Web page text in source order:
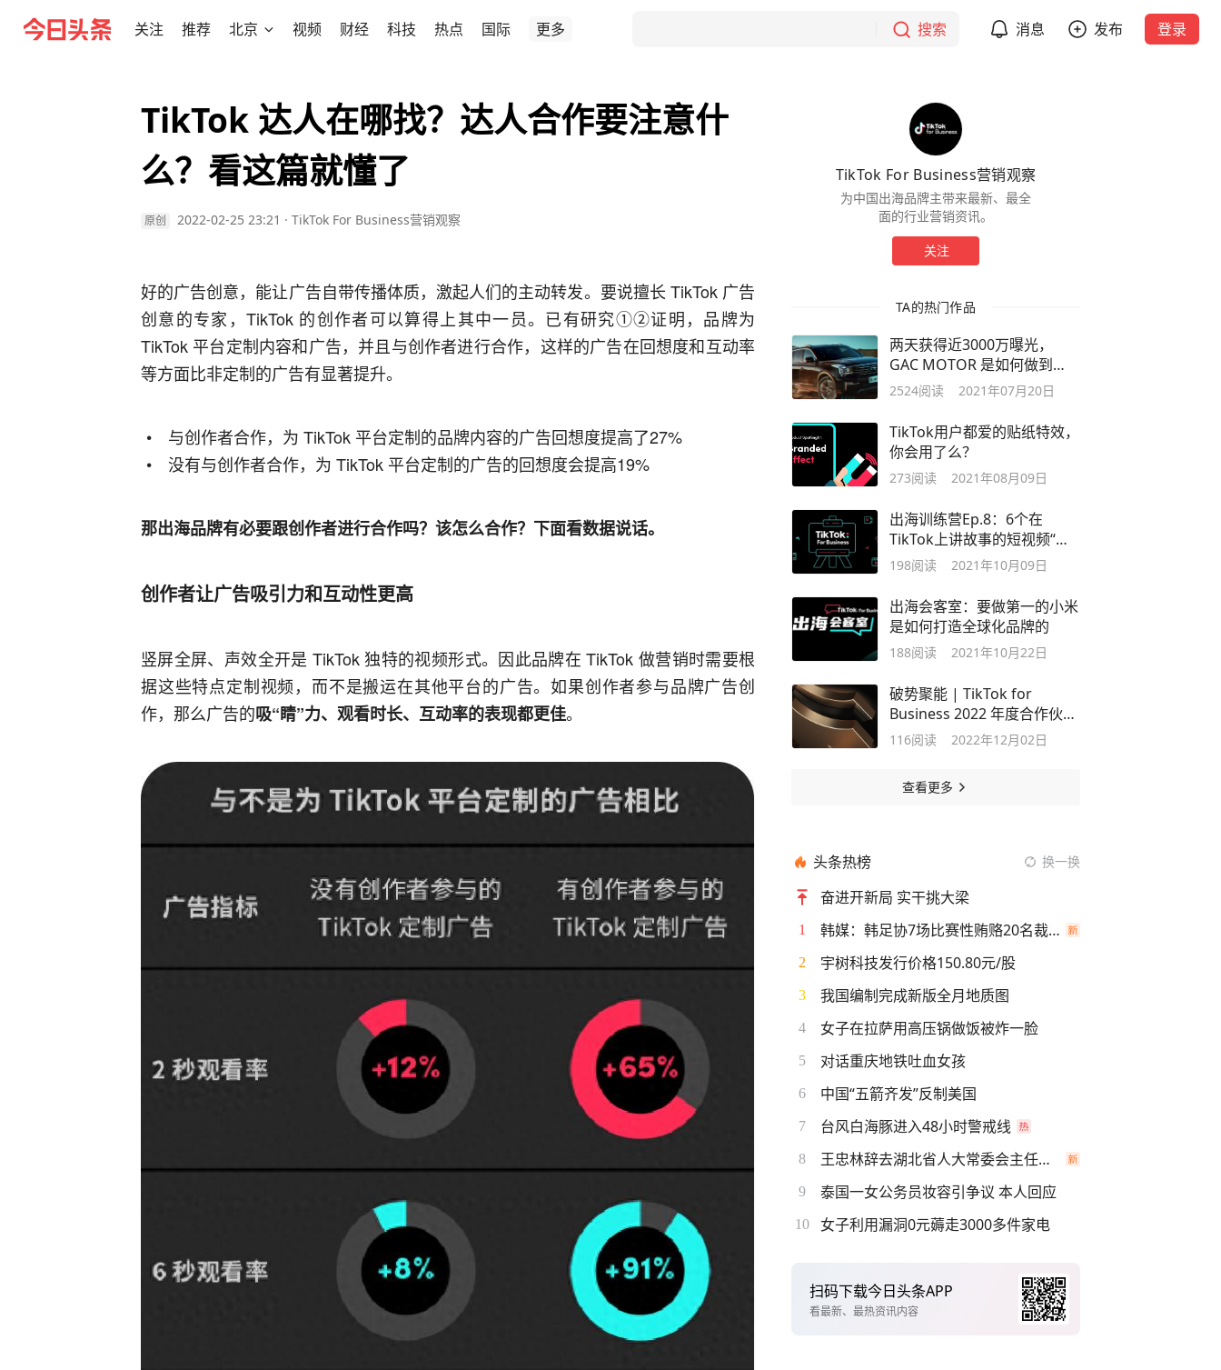
关注 推荐 北京 视频 财经 科技 热点 国际 更多 搜索 消息 发布 登录
TikTok 达人在哪找？达人合作要注意什
么？看这篇就懂了
原创 2022-02-25 23:21 · TikTok For Business营销观察
好的广告创意，能让广告自带传播体质，激起人们的主动转发。要说擅长 TikTok 广告
创意的专家，TikTok 的创作者可以算得上其中一员。已有研究①②证明，品牌为
TikTok 平台定制内容和广告，并且与创作者进行合作，这样的广告在回想度和互动率
等方面比非定制的广告有显著提升。
与创作者合作，为 TikTok 平台定制的品牌内容的广告回想度提高了27%
没有与创作者合作，为 TikTok 平台定制的广告的回想度会提高19%
那出海品牌有必要跟创作者进行合作吗？该怎么合作？下面看数据说话。
创作者让广告吸引力和互动性更高
竖屏全屏、声效全开是 TikTok 独特的视频形式。因此品牌在 TikTok 做营销时需要根
据这些特点定制视频，而不是搬运在其他平台的广告。如果创作者参与品牌广告创
作，那么广告的吸“睛”力、观看时长、互动率的表现都更佳。
TikTok For Business营销观察
为中国出海品牌主带来最新、最全
面的行业营销资讯。
关注
TA的热门作品
两天获得近3000万曝光，
GAC MOTOR 是如何做到
的？
2524阅读 2021年07月20日
TikTok用户都爱的贴纸特效，
你会用了么？
273阅读 2021年08月09日
出海训练营Ep.8：6个在
TikTok上讲故事的短视频“标
准模板”
198阅读 2021年10月09日
出海会客室：要做第一的小米
是如何打造全球化品牌的
188阅读 2021年10月22日
破势聚能 | TikTok for
Business 2022 年度合作伙伴
获奖名单
116阅读 2022年12月02日
查看更多
头条热榜 换一换
奋进开新局 实干挑大梁
1 韩媒：韩足协7场比赛性贿赂20名裁判
2 宇树科技发行价格150.80元/股
3 我国编制完成新版全月地质图
4 女子在拉萨用高压锅做饭被炸一脸
5 对话重庆地铁吐血女孩
6 中国“五箭齐发”反制美国
7 台风白海豚进入48小时警戒线
8 王忠林辞去湖北省人大常委会主任职务
9 泰国一女公务员妆容引争议 本人回应
10 女子利用漏洞0元薅走3000多件家电
扫码下载今日头条APP
看最新、最热资讯内容